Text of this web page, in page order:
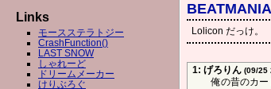
Lolicon だっけ。
1: げろりん (09/25
俺の昔のカ
Links
モースステラトジー
CrashFunction()
LAST SNOW
しゃれーど
ドリームメーカー
けりぶろぐ